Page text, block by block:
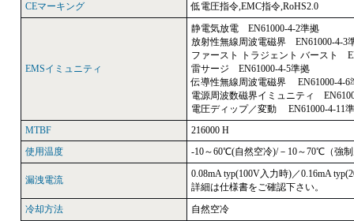
CEマーキング 低電圧指令,EMC指令,RoHS2.0
EMSイミュニティ
静電気放電 EN61000-4-2準拠
放射性無線周波電磁界 EN61000-4-3
ファースト トラジェント バースト
雷サージ EN61000-4-5準拠
伝導性無線周波電磁界 EN61000-4-6
電源周波数磁界イミュニティ
電圧ディップ／変動 EN61000-4-11
MTBF
216000 H
使用温度
-10～60℃(自然空冷)/－10～70℃（強
漏洩電流
0.08mA typ(100V入力時)／0.16mA
詳細は仕様書をご確認下さい。
冷却方法
自然空冷